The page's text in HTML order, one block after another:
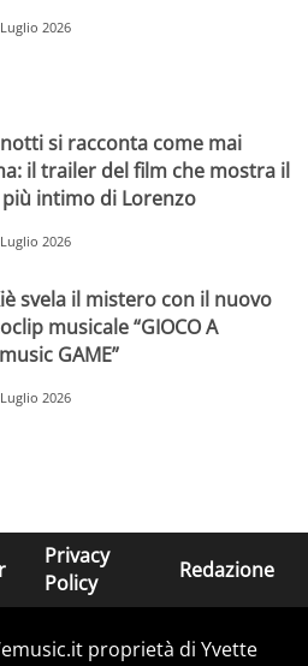
2026
si racconta come mai
il trailer del film che mostra il
intimo di Lorenzo
2026
svela il mistero con il nuovo
musicale “GIOCO A
GAME”
2026
Privacy
Policy
Redazione
proprietà di Yvette